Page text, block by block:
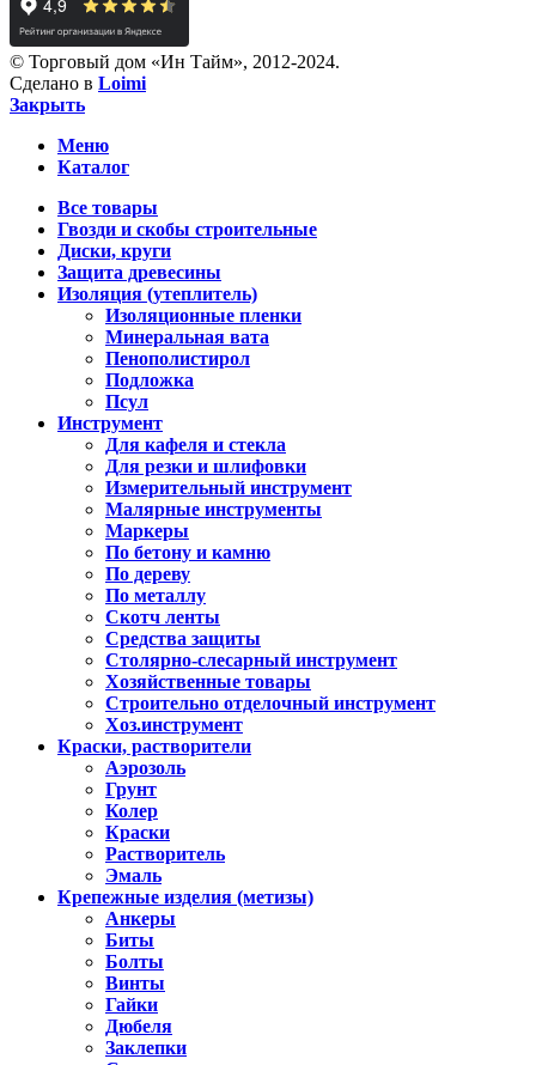
© Торговый дом «Ин Тайм», 2012-2024.
Сделано в Loimi
Закрыть
Меню
Каталог
Все товары
Гвозди и скобы строительные
Диски, круги
Защита древесины
Изоляция (утеплитель)
Изоляционные пленки
Минеральная вата
Пенополистирол
Подложка
Псул
Инструмент
Для кафеля и стекла
Для резки и шлифовки
Измерительный инструмент
Малярные инструменты
Маркеры
По бетону и камню
По дереву
По металлу
Скотч ленты
Средства защиты
Столярно-слесарный инструмент
Хозяйственные товары
Строительно отделочный инструмент
Хоз.инструмент
Краски, растворители
Аэрозоль
Грунт
Колер
Краски
Растворитель
Эмаль
Крепежные изделия (метизы)
Анкеры
Биты
Болты
Винты
Гайки
Дюбеля
Заклепки